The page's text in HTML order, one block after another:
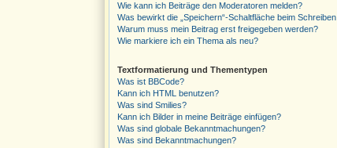
Wie kann ich Beiträge den Moderatoren melden?
Was bewirkt die „Speichern“-Schaltfläche beim
Warum muss mein Beitrag erst freigegeben werden?
Wie markiere ich ein Thema als neu?
Textformatierung und Thementypen
Was ist BBCode?
Kann ich HTML benutzen?
Was sind Smilies?
Kann ich Bilder in meine Beiträge einfügen?
Was sind globale Bekanntmachungen?
Was sind Bekanntmachungen?